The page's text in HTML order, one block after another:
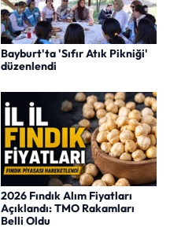
Bayburt'ta 'Sıfır Atık Pikniği'
düzenlendi
2026 Fındık Alım Fiyatları
Açıklandı: TMO Rakamları
Belli Oldu